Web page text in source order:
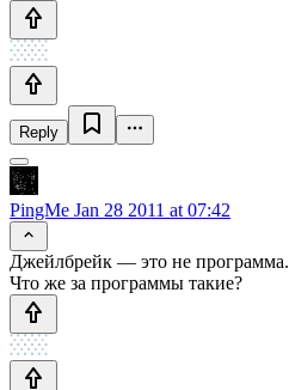
Reply
PingMe Jan 28 2011 at 07:42
Джейлбрейк — это не программа.
Что же за программы такие?